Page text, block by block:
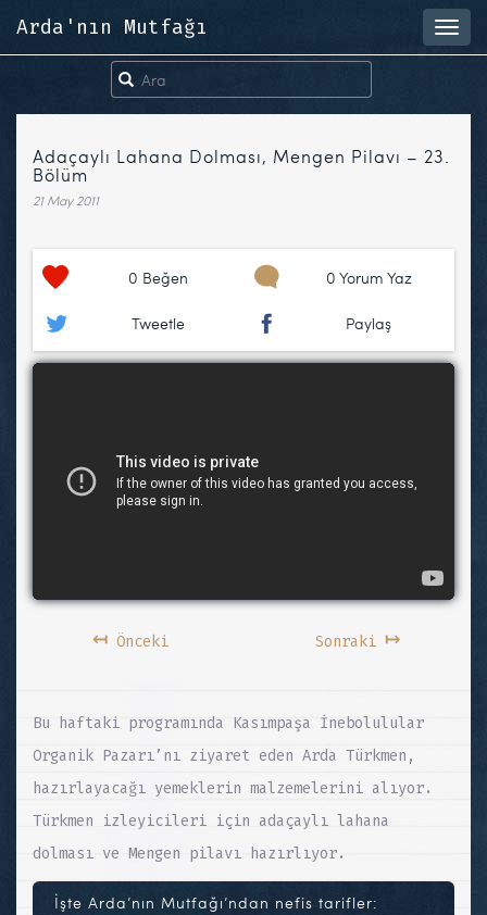
Arda'nın Mutfağı
Adaçaylı Lahana Dolması, Mengen Pilavı – 23.
Bölüm
21 May 2011
0 Beğen 0 Yorum Yaz
Tweetle Paylaş
↤Önceki Sonraki ↦
Bu haftaki programında Kasımpaşa İnebolulular
Organik Pazarı’nı ziyaret eden Arda Türkmen,
hazırlayacağı yemeklerin malzemelerini alıyor.
Türkmen izleyicileri için adaçaylı lahana
dolması ve Mengen pilavı hazırlıyor.
İşte Arda’nın Mutfağı’ndan nefis tarifler: